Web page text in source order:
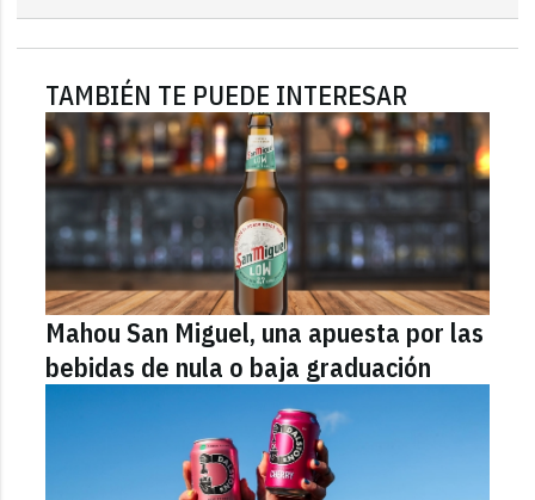
TAMBIÉN TE PUEDE INTERESAR
Mahou San Miguel, una apuesta por las
bebidas de nula o baja graduación